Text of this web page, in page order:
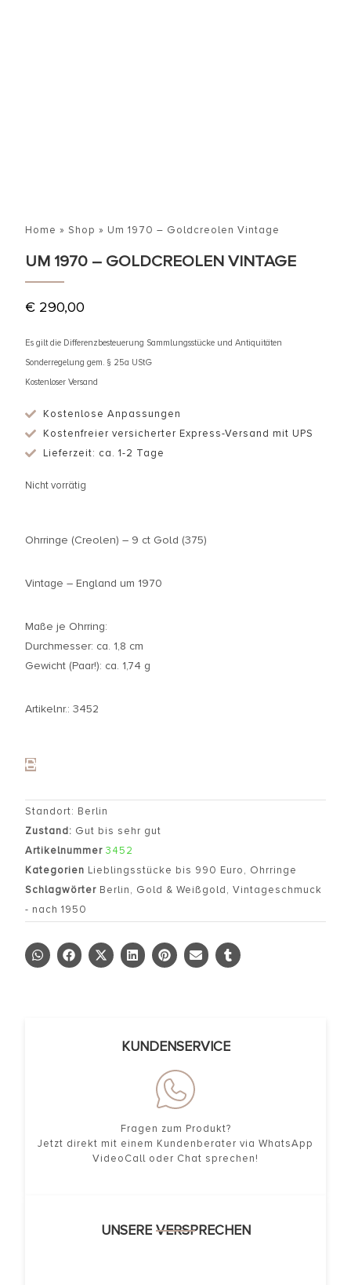
Home » Shop » Um 1970 – Goldcreolen Vintage
UM 1970 – GOLDCREOLEN VINTAGE
€ 290,00
Es gilt die Differenzbesteuerung Sammlungsstücke und Antiquitäten
Sonderregelung gem. § 25a UStG
Kostenloser Versand
Kostenlose Anpassungen
Kostenfreier versicherter Express-Versand mit UPS
Lieferzeit: ca. 1-2 Tage
Nicht vorrätig
Ohrringe (Creolen) – 9 ct Gold (375)
Vintage – England um 1970
Maße je Ohrring:
Durchmesser: ca. 1,8 cm
Gewicht (Paar!): ca. 1,74 g
Artikelnr.: 3452
Standort: Berlin
Zustand: Gut bis sehr gut
Artikelnummer 3452
Kategorien Lieblingsstücke bis 990 Euro, Ohrringe
Schlagwörter Berlin, Gold & Weißgold, Vintageschmuck
- nach 1950
KUNDENSERVICE
Fragen zum Produkt?
Jetzt direkt mit einem Kundenberater via WhatsApp
VideoCall oder Chat sprechen!
UNSERE VERSPRECHEN